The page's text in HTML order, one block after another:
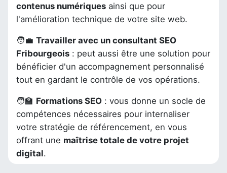
contenus numériques ainsi que pour
l'amélioration technique de votre site web.
🧑‍💼 Travailler avec un consultant SEO
Fribourgeois : peut aussi être une solution pour
bénéficier d'un accompagnement personnalisé
tout en gardant le contrôle de vos opérations.
🧑‍🏫 Formations SEO : vous donne un socle de
compétences nécessaires pour internaliser
votre stratégie de référencement, en vous
offrant une maîtrise totale de votre projet
digital.